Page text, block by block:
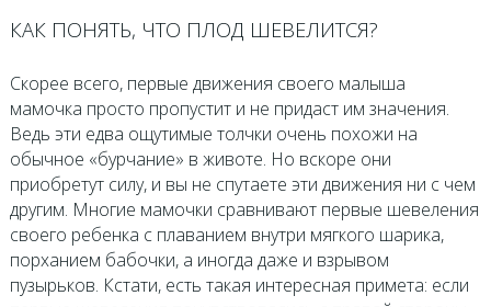
КАК ПОНЯТЬ, ЧТО ПЛОД ШЕВЕЛИТСЯ?
Скорее всего, первые движения своего малыша
мамочка просто пропустит и не придаст им значения.
Ведь эти едва ощутимые толчки очень похожи на
обычное «бурчание» в животе. Но вскоре они
приобретут силу, и вы не спутаете эти движения ни с чем
другим. Многие мамочки сравнивают первые шевеления
своего ребенка с плаванием внутри мягкого шарика,
порханием бабочки, а иногда даже и взрывом
пузырьков. Кстати, есть такая интересная примета: если